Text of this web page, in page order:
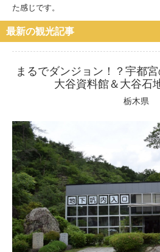
た感じです。
最新の観光記事
まるでダンジョン！？宇都
大谷資料館＆大谷石
栃木県